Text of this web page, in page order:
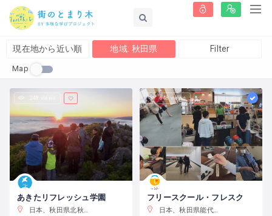
現在地から近い順 地域: 秋田県 Filter
Map
あきたリフレッシュ学園
日本、秋田県北秋田市鎌沢４４
648 views
フリースクール・フレスク
日本、秋田県能代市落合下大野1−３５